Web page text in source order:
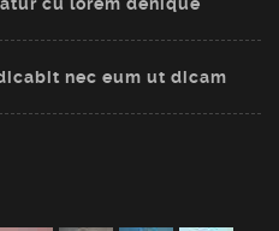
nec eum ut dicam